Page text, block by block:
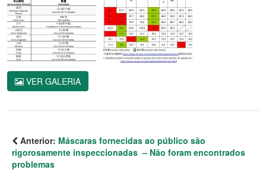
VER GALERIA
Anterior: Máscaras fornecidas ao público são
rigorosamente inspeccionadas – Não foram encontrados
problemas